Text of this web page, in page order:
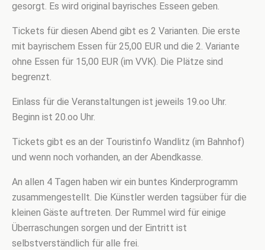
gesorgt. Es wird original bayrisches Esseen geben.
Tickets für diesen Abend gibt es 2 Varianten. Die erste
mit bayrischem Essen für 25,00 EUR und die 2. Variante
ohne Essen für 15,00 EUR (im VVK). Die Plätze sind
begrenzt.
Einlass für die Veranstaltungen ist jeweils 19.oo Uhr.
Beginn ist 20.oo Uhr.
Tickets gibt es an der Touristinfo Wandlitz (im Bahnhof)
und wenn noch vorhanden, an der Abendkasse.
An allen 4 Tagen haben wir ein buntes Kinderprogramm
zusammengestellt. Die Künstler werden tagsüber für die
kleinen Gäste auftreten. Der Rummel wird für einige
Überraschungen sorgen und der Eintritt ist
selbstverständlich für alle frei.